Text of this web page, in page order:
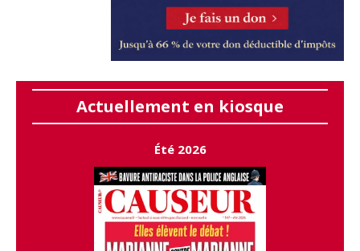
Actuellement en kiosque
Été 2026